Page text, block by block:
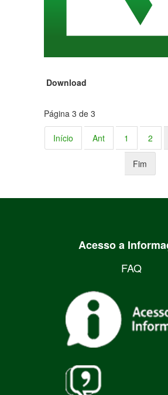
Download
Página 3 de 3
Início Ant 1 2
Fim
Acesso a
FAQ